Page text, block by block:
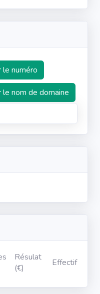
le numéro
le nom de domaine
Résulat
(€)
Effectif